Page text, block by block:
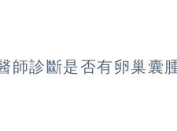
師診斷是否有卵巢囊